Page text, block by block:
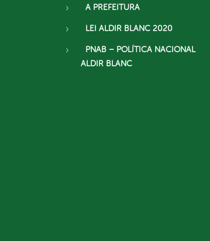
A PREFEITURA
LEI ALDIR BLANC 2020
PNAB – POLÍTICA NACIONAL
ALDIR BLANC